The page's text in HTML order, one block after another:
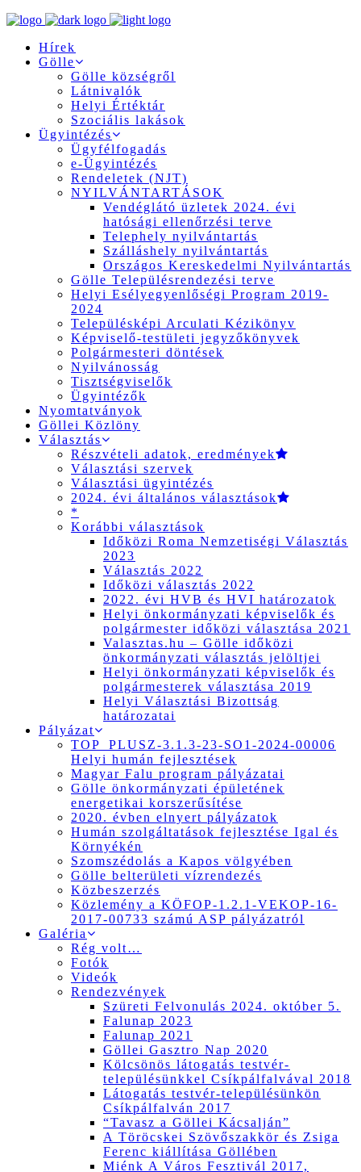
Hírek
Gölle
Gölle községről
Látnivalók
Helyi Értéktár
Szociális lakások
Ügyintézés
Ügyfélfogadás
e-Ügyintézés
Rendeletek (NJT)
NYILVÁNTARTÁSOK
Vendéglátó üzletek 2024. évi
hatósági ellenőrzési terve
Telephely nyilvántartás
Szálláshely nyilvántartás
Országos Kereskedelmi Nyilvántartás
Gölle Településrendezési terve
Helyi Esélyegyenlőségi Program 2019-
2024
Településképi Arculati Kézikönyv
Képviselő-testületi jegyzőkönyvek
Polgármesteri döntések
Nyilvánosság
Tisztségviselők
Ügyintézők
Nyomtatványok
Göllei Közlöny
Választás
Részvételi adatok, eredmények
Választási szervek
Választási ügyintézés
2024. évi általános választások
*
Korábbi választások
Időközi Roma Nemzetiségi Választás
2023
Választás 2022
Időközi választás 2022
2022. évi HVB és HVI határozatok
Helyi önkormányzati képviselők és
polgármester időközi választása 2021
Valasztas.hu – Gölle időközi
önkormányzati választás jelöltjei
Helyi önkormányzati képviselők és
polgármesterek választása 2019
Helyi Választási Bizottság
határozatai
Pályázat
TOP_PLUSZ-3.1.3-23-SO1-2024-00006
Helyi humán fejlesztések
Magyar Falu program pályázatai
Gölle önkormányzati épületének
energetikai korszerűsítése
2020. évben elnyert pályázatok
Humán szolgáltatások fejlesztése Igal és
Környékén
Szomszédolás a Kapos völgyében
Gölle belterületi vízrendezés
Közbeszerzés
Közlemény a KÖFOP-1.2.1-VEKOP-16-
2017-00733 számú ASP pályázatról
Galéria
Rég volt…
Fotók
Videók
Rendezvények
Szüreti Felvonulás 2024. október 5.
Falunap 2023
Falunap 2021
Göllei Gasztro Nap 2020
Kölcsönös látogatás testvér-
településünkkel Csíkpálfalvával 2018
Látogatás testvér-településünkön
Csíkpálfalván 2017
“Tavasz a Göllei Kácsalján”
A Töröcskei Szövőszakkör és Zsiga
Ferenc kiállítása Göllében
Miénk A Város Fesztivál 2017,